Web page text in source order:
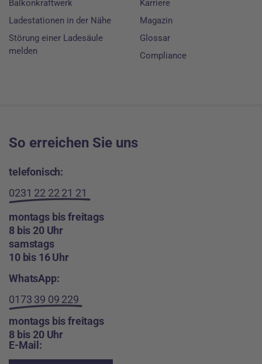
Balkonkraftwerk
Ladestationen in der Nähe
Störung einer Ladesäule
melden
Karriere
Magazin
Glossar
Compliance
So erreichen Sie uns
telefonisch:
0231 22 22 21 21
montags bis freitags
8 bis 20 Uhr
samstags
10 bis 16 Uhr
WhatsApp:
0173 39 09 229
montags bis freitags
8 bis 20 Uhr
E-Mail: